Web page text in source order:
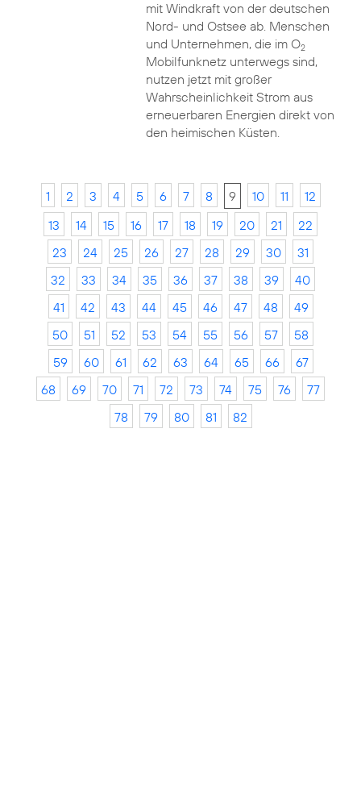
mit Windkraft von der deutschen
Nord- und Ostsee ab. Menschen
und Unternehmen, die im O2
Mobilfunknetz unterwegs sind,
nutzen jetzt mit großer
Wahrscheinlichkeit Strom aus
erneuerbaren Energien direkt von
den heimischen Küsten.
1 2 3 4 5 6 7 8 9 10 11
12
13
14 15 16 17 18 19 20 21
22
23
24 25 26 27 28 29 30
31
32
33 34 35 36 37 38 39
40
41
42 43 44 45 46 47 48
49
50
51 52 53 54 55 56 57
58
59
60 61 62 63 64 65 66
67
68
69 70 71 72 73 74 75 76
77
78
79 80 81 82